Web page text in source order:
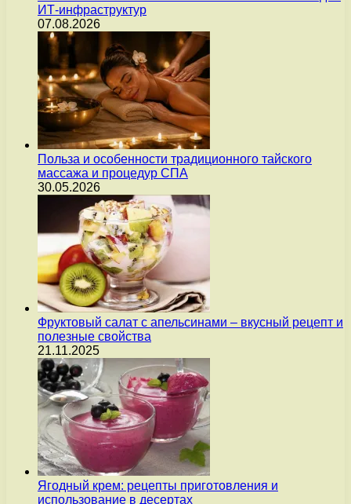
ИТ-инфраструктур
07.08.2026
Польза и особенности традиционного тайского
массажа и процедур СПА
30.05.2026
Фруктовый салат с апельсинами – вкусный рецепт и
полезные свойства
21.11.2025
Ягодный крем: рецепты приготовления и
использование в десертах